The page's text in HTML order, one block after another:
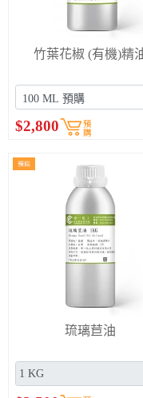
竹葉花椒 (有機)精
$2,800
琉璃苣油